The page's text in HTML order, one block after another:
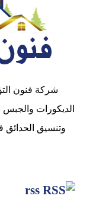
شركة فنون
الديكورات والجبس
وتنسيق
rss